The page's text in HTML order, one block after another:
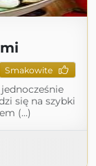
Smakowite
się na szybki
(...)